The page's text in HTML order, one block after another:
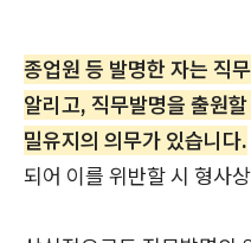
종업원 등 발명한 자는 직
알리고, 직무발명을 출원
밀유지의 의무가 있습니다.
되어 이를 위반할 시 형사